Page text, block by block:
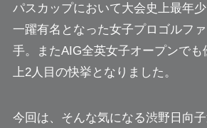
パスカップにおいて大会史上最年
一躍有名となった女子プロゴルフ
手。またAIG全英女子オープンでも
上2人目の快挙となりました。
今回は、そんな気になる渋野日向